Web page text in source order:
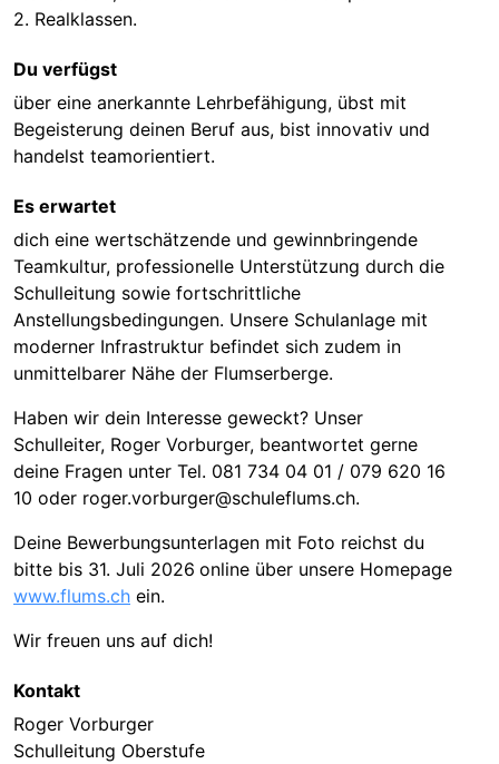
2. Realklassen.
Du verfügst
über eine anerkannte Lehrbefähigung, übst mit
Begeisterung deinen Beruf aus, bist innovativ und
handelst teamorientiert.
Es erwartet
dich eine wertschätzende und gewinnbringende
Teamkultur, professionelle Unterstützung durch die
Schulleitung sowie fortschrittliche
Anstellungsbedingungen. Unsere Schulanlage mit
moderner Infrastruktur befindet sich zudem in
unmittelbarer Nähe der Flumserberge.
Haben wir dein Interesse geweckt? Unser
Schulleiter, Roger Vorburger, beantwortet gerne
deine Fragen unter Tel. 081 734 04 01 / 079 620 16
10 oder roger.vorburger@schuleflums.ch.
Deine Bewerbungsunterlagen mit Foto reichst du
bitte bis 31. Juli 2026 online über unsere Homepage
www.flums.ch ein.
Wir freuen uns auf dich!
Kontakt
Roger Vorburger
Schulleitung Oberstufe